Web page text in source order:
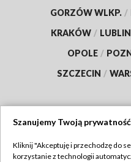
GORZÓW WLKP. /
KRAKÓW / LUBLIN
OPOLE /
SZCZECIN /
Szanujemy Twoją prywatność
Kliknij "Akceptuję i przechodzę do
korzystanie z technologii